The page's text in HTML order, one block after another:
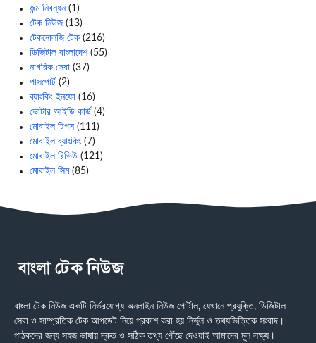
জন্ম নিবন্ধন(1)
টেক নিউজ(13)
টেকনোলজি টেক (216)
ডিজিটাল বাংলাদেশ(55)
নাগরিক সেবা (37)
পাসপোর্ট (2)
ব্যাংকিং ইনফো (16)
ভোটার আইডি কার্ড (4)
মোবাইল টিপস (111)
মোবাইল ব্যাংকিং (7)
মোবাইল রিভিউ (121)
মোবাইল সিম(85)
বাংলা টেক নিউজ একটি নির্ভরযোগ্য অনলাইন নিউজ পোর্টাল, যেখানে প্রযুক্তি, ডিজিটাল
সেবা ও সাম্প্রতিক টেক আপডেট নিয়ে প্রকাশ করা হয় নির্ভুল ও তথ্যভিত্তিক সংবাদ।
পাঠকদের জন্য সহজ ভাষায় দ্রুত ও সঠিক তথ্য পৌঁছে দেওয়াই আমাদের মূল লক্ষ্য।